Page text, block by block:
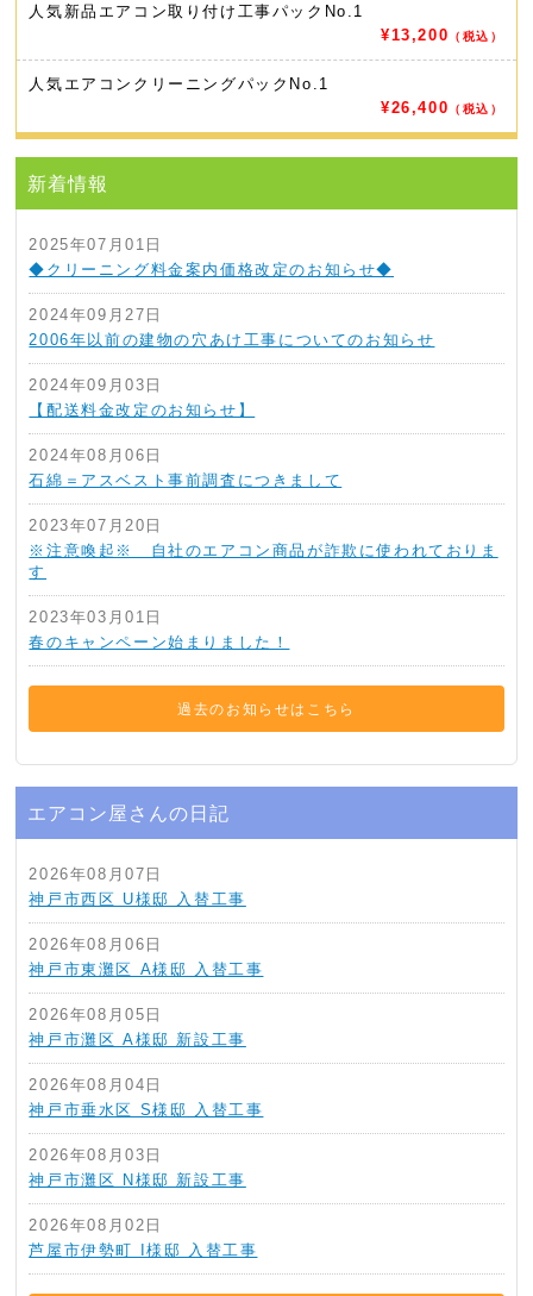
人気新品エアコン取り付け工事パック No.1
¥13,200
（税込）
人気エアコンクリーニングパック No.1
¥26,400
（税込）
新着情報
2025年07月01日
◆クリーニング料金案内価格改定のお知らせ◆
2024年09月27日
2006年以前の建物の穴あけ工事についてのお知らせ
2024年09月03日
【配送料金改定のお知らせ】
2024年08月06日
石綿＝アスベスト事前調査につきまして
2023年07月20日
※注意喚起※ 自社のエアコン商品が詐欺に使われておりま
す
2023年03月01日
春のキャンペーン始まりました！
過去のお知らせはこちら
エアコン屋さんの日記
2026年08月07日
神戸市西区 U様邸 入替工事
2026年08月06日
神戸市東灘区 A様邸 入替工事
2026年08月05日
神戸市灘区 A様邸 新設工事
2026年08月04日
神戸市垂水区 S様邸 入替工事
2026年08月03日
神戸市灘区 N様邸 新設工事
2026年08月02日
芦屋市伊勢町 I様邸 入替工事